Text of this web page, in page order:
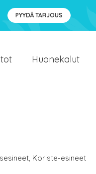
PYYDÄ TARJOUS
Huonekalut
, Koriste-esineet